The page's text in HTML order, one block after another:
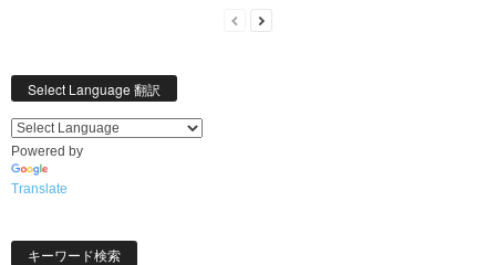
Select Language 翻訳
Powered by
Translate
キーワード検索